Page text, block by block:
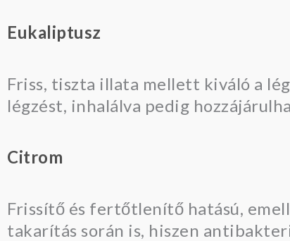
Eukaliptusz
Friss, tiszta illata mellett kiváló a
légzést, inhalálva pedig
Citrom
Frissítő és fertőtlenítő hatású,
takarítás során is, hiszen